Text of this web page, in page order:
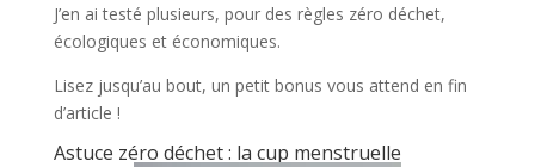
J’en ai testé plusieurs, pour des règles zéro déchet,
écologiques et économiques.
Lisez jusqu’au bout, un petit bonus vous attend en fin
d’article !
Astuce zéro déchet : la cup menstruelle